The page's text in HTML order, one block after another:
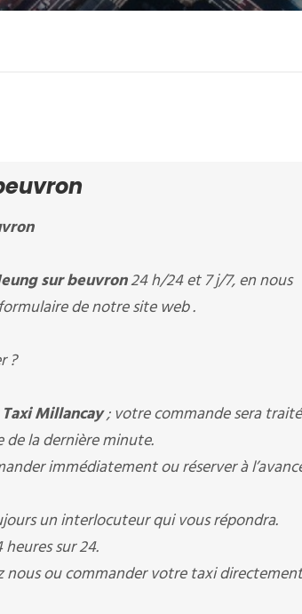
sur beuvron24 h/24 et 7 j/7, en nous
de notre site web .
?
Millancay; votre commande sera
de la dernière minute.
immédiatement ou réserver à
un interlocuteur qui vous répondra.
sur 24.
nous ou commander votre taxi